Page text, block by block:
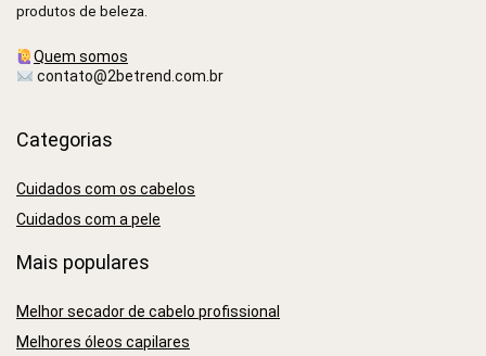
produtos de beleza.
Quem somos
contato@2betrend.com.br
Categorias
Cuidados com os cabelos
Cuidados com a pele
Mais populares
Melhor secador de cabelo profissional
Melhores óleos capilares